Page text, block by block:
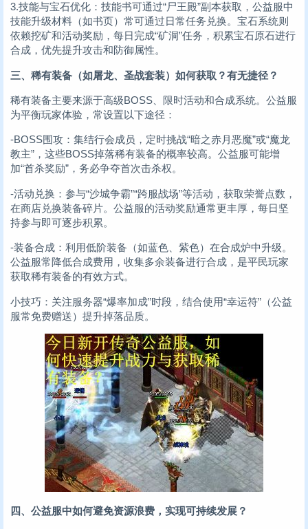
3.技能与宝石优化：技能书可通过“尸王殿”副本获取，公益服中
技能升级材料（如书页）常可通过日常任务兑换。宝石系统则
依赖挖矿和活动奖励，每日完成“矿洞”任务，积累宝石原石进行
合成，优先提升攻击和防御属性。
三、稀有装备（如屠龙、圣战套装）如何获取？有无捷径？
稀有装备主要来源于高级BOSS、限时活动和合成系统。公益服
为平衡玩家体验，常设置以下途径：
-BOSS围攻：集结行会成员，定时挑战“暗之赤月恶魔”或“魔龙
教主”，这些BOSS掉落稀有装备的概率较高。公益服可能增
加“首杀奖励”，务必争夺首次击杀权。
-活动兑换：参与“沙城争霸”“跨服战场”等活动，获取荣誉点数，
在商店兑换装备碎片。公益服的活动奖励通常更丰厚，每日坚
持参与即可逐步积累。
-装备合成：利用低阶装备（如蓝色、紫色）在合成炉中升级。
公益服常降低合成费用，收集多余装备进行合成，是平民玩家
获取稀有装备的有效方式。
小技巧：关注服务器“爆率加成”时段，结合使用“幸运符”（公益
服常免费赠送）提升掉落品质。
四、公益服中如何避免资源浪费，实现可持续发展？